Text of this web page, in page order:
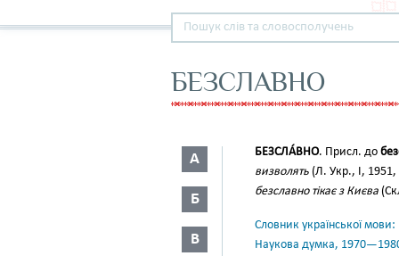
БЕЗСЛАВНО
А
Б
В
БЕЗСЛА́ВНО. Присл. до
визволять (Л. Укр., І, 1951,
безславно тікає з Києва
Словник української
Наукова думка,